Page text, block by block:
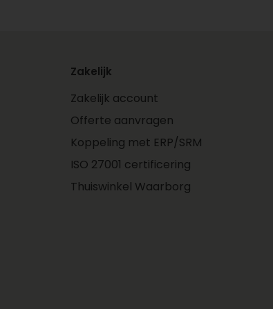
Zakelijk
Zakelijk account
Offerte aanvragen
Koppeling met ERP/SRM
ISO 27001 certificering
Thuiswinkel Waarborg